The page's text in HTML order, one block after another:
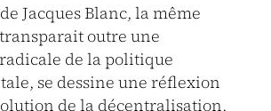
Jacques Blanc, la même
outre une
de la politique
se dessine une réflexion
de la décentralisation,